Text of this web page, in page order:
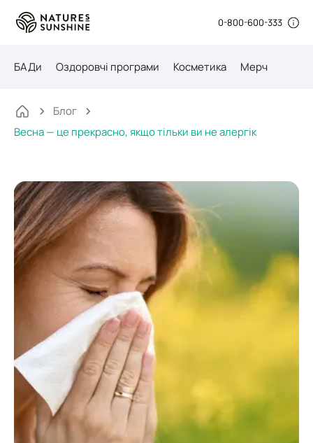
0-800-600-333
БАДи Оздоровчі програми Косметика Мерч
Блог
Весна — це прекрасно, якщо тільки ви не алергік